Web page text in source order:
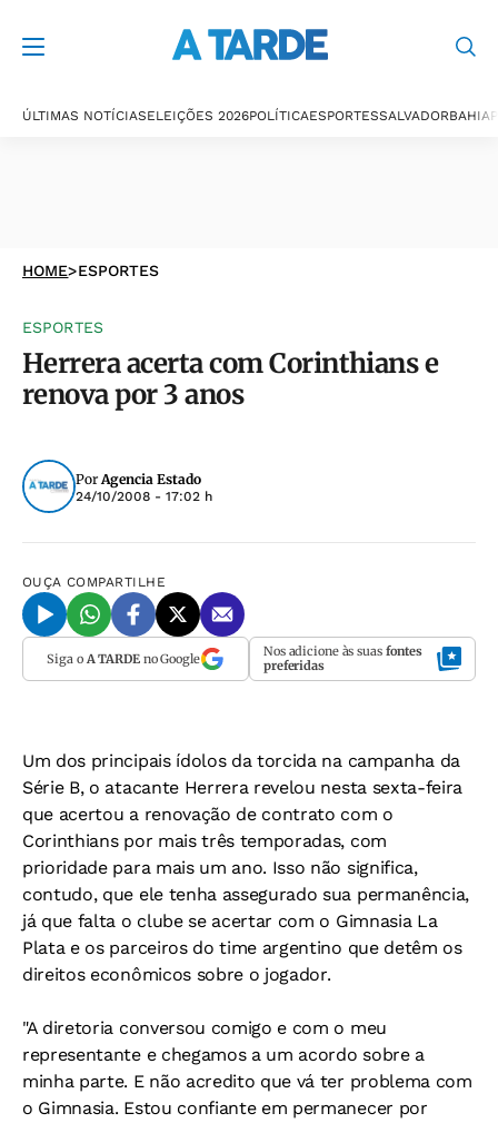
ÚLTIMAS NOTÍCIASELEIÇÕES 2026POLÍTICAESPORTESSALVADORBAHIA
HOME>ESPORTES
ESPORTES
Herrera acerta com Corinthians e
renova por 3 anos
PorAgencia Estado
24/10/2008 - 17:02 h
OUÇA COMPARTILHE
Siga o A TARDEno Google Nos adicione às suas fontes
preferidas
Um dos principais ídolos da torcida na campanha da
Série B, o atacante Herrera revelou nesta sexta-feira
que acertou a renovação de contrato com o
Corinthians por mais três temporadas, com
prioridade para mais um ano. Isso não significa,
contudo, que ele tenha assegurado sua permanência,
já que falta o clube se acertar com o Gimnasia La
Plata e os parceiros do time argentino que detêm os
direitos econômicos sobre o jogador.
"A diretoria conversou comigo e com o meu
representante e chegamos a um acordo sobre a
minha parte. E não acredito que vá ter problema com
o Gimnasia. Estou confiante em permanecer por